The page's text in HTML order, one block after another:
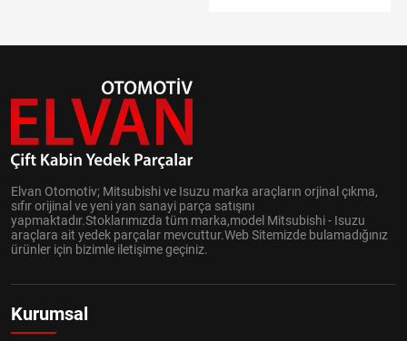
Elvan Otomotiv; Mitsubishi ve Isuzu marka araçların orjinal çıkma,
sıfır orijinal ve yeni yan sanayi parça satışını
yapmaktadır.Stoklarımızda tüm marka,model Mitsubishi - Isuzu
araçlara ait yedek parçalar mevcuttur.Web Sitemizde bulamadığınız
ürünler için bizimle iletişime geçiniz.
Kurumsal